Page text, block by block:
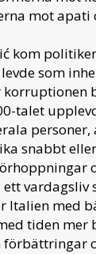
mot apati
kom
som
talet
snabbt
vardagsliv
Italien med
tiden mer